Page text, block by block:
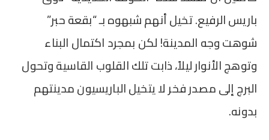
باريس الرفيع. تخيل أنهم شبهوه بـ “بقعة حبر”
شوهت وجه المدينة! لكن بمجرد اكتمال البناء
وتوهج الأنوار ليلاً، ذابت تلك القلوب القاسية وتحول
البرج إلى مصدر فخر لا يتخيل الباريسيون مدينتهم
بدونه.